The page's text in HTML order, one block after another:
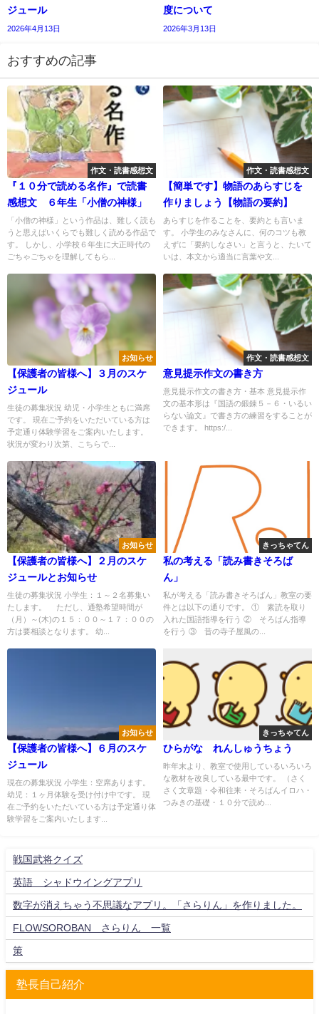
ジュール
2026年4月13日
度について
2026年3月13日
おすすめの記事
作文・読書感想文
『１０分で読める名作』で読書
感想文 ６年生「小僧の神様」
「小僧の神様」という作品は、難しく読も
うと思えばいくらでも難しく読める作品で
す。 しかし、小学校６年生に大正時代の
ごちゃごちゃを理解してもら...
作文・読書感想文
【簡単です】物語のあらすじを
作りましょう【物語の要約】
あらすじを作ることを、要約とも言いま
す。 小学生のみなさんに、何のコツも教
えずに「要約しなさい」と言うと、たいて
いは、本文から適当に言葉や文...
お知らせ
【保護者の皆様へ】３月のスケ
ジュール
生徒の募集状況 幼児・小学生ともに満席
です。 現在ご予約をいただいている方は
予定通り体験学習をご案内いたします。
状況が変わり次第、こちらで...
作文・読書感想文
意見提示作文の書き方
意見提示作文の書き方・基本 意見提示作
文の基本形は『国語の鍛錬５－６・いるい
らない論文』で書き方の練習をすることが
できます。 https:/...
お知らせ
【保護者の皆様へ】２月のスケ
ジュールとお知らせ
生徒の募集状況 小学生：１～２名募集い
たします。 ただし、通塾希望時間が
（月）～(木)の１５：００～１７：００の
方は要相談となります。 幼...
きっちゃてん
私の考える「読み書きそろば
ん」
私が考える「読み書きそろばん」教室の要
件とは以下の通りです。 ① 素読を取り
入れた国語指導を行う ② そろばん指導
を行う ③ 昔の寺子屋風の...
お知らせ
【保護者の皆様へ】６月のスケ
ジュール
現在の募集状況 小学生：空席あります。
幼児：１ヶ月体験を受け付け中です。 現
在ご予約をいただいている方は予定通り体
験学習をご案内いたします...
きっちゃてん
ひらがな れんしゅうちょう
昨年末より、教室で使用しているいろいろ
な教材を改良している最中です。 （さく
さく文章題・令和往来・そろばんイロハ・
つみきの基礎・１０分で読め...
戦国武将クイズ
英語 シャドウイングアプリ
数字が消えちゃう不思議なアプリ。「さらりん」を作りました。
FLOWSOROBAN さらりん 一覧
策
塾長自己紹介